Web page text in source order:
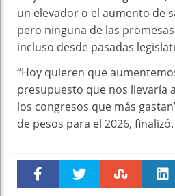
un elevador o el aumento de
pero ninguna de las
incluso desde pasadas
“Hoy quieren que
presupuesto que nos llevaría
los congresos que más
de pesos para el 2026, finalizó.